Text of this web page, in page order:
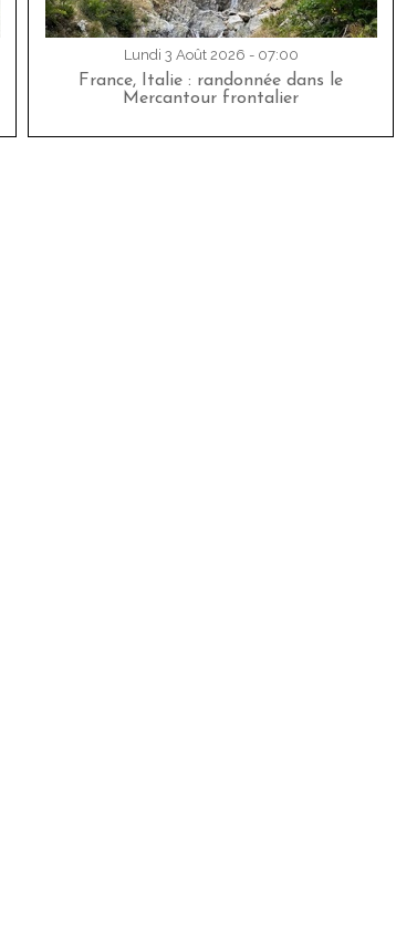
Lundi 3 Août 2026 - 07:00
France, Italie : randonnée dans le
Mercantour frontalier